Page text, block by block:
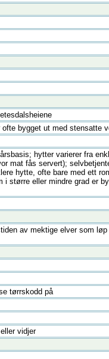
bygget ut med stensatte
hytter varierer fra
mat fås servert);
hytte, ofte bare med ett
i større eller mindre grad er
av mektige elver som løp
tørrskodd på
vidjer